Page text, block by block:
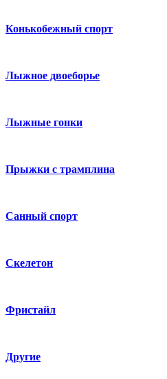
Конькобежный спорт
Лыжное двоеборье
Лыжные гонки
Прыжки с трамплина
Санный спорт
Скелетон
Фристайл
Другие